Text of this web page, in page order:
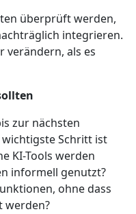
überprüft werden,
integrieren.
verändern, als es
zur nächsten
Schritt ist
KI-Tools werden
informell genutzt?
ohne dass
werden?